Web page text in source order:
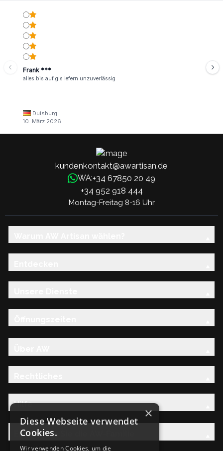
Frank ***
alles bis auf gls lefern unzuverlässig
Duisburg
10. März 2026
kundenkontakt@awartisan.de
WA:+34 67850 20 49
+34 952 918 444
Montag-Freitag 8-16 Uhr
Hilfe
Entdecken Sie die AW-Familie
×
Diese Webseite verwendet
Cookies.
Wir verwenden Cookies, um die